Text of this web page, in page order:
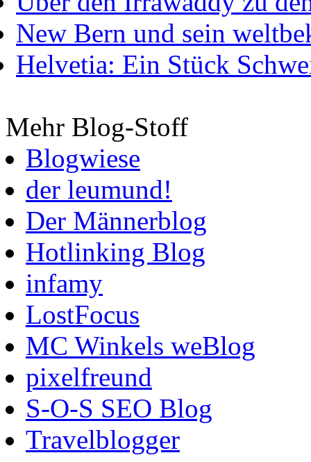
New Bern und sein
Helvetia: Ein Stück
Mehr Blog-Stoff
Blogwiese
der leumund!
Der Männerblog
Hotlinking Blog
infamy
LostFocus
MC Winkels weBlog
pixelfreund
S-O-S SEO Blog
Travelblogger